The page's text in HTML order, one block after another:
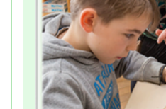
Tipp für Lehrkräfte:
Diese Broschüre eignet
Elternarbeit und kann
Elternabenden verteilt